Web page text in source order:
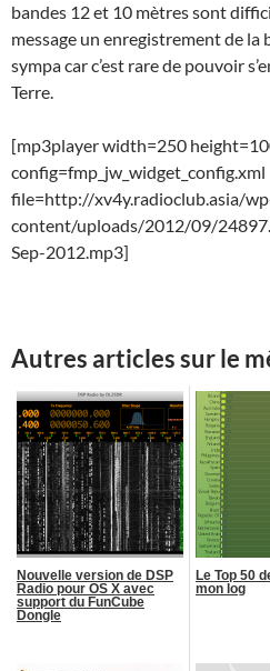
bandes 12 et 10 mètres sont
message un enregistrement de la
sympa car c’est rare de pouvoir
Terre.
[mp3player width=250
config=fmp_jw_widget_config.xml
file=http://xv4y.radioclub.asia/
content/uploads/2012/09/
Sep-2012.mp3]
Autres articles sur le
Nouvelle version de DSP
Radio pour OS X avec
support du FunCube
Dongle
Le Top 50
mon log